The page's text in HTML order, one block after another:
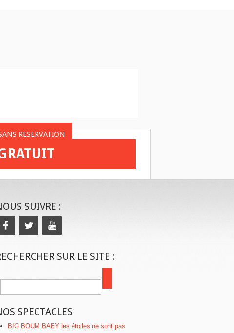
RESERVATION
SUIVRE :
SUR LE SITE :
SPECTACLES
BIG BOUM BABY les étoiles ne sont pas